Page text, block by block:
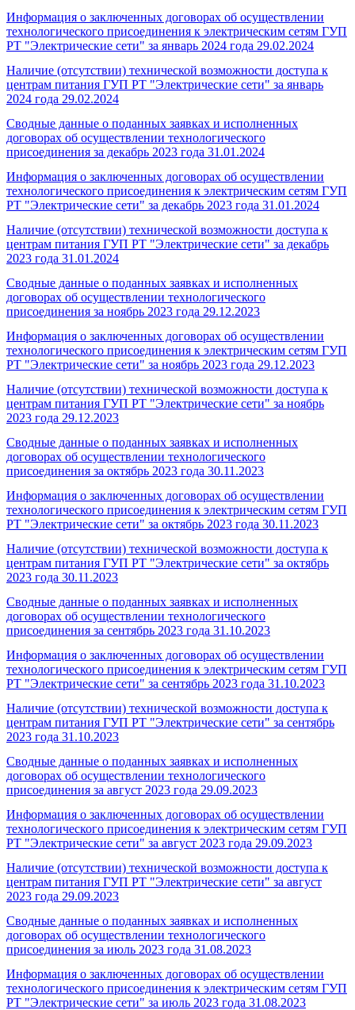
Информация о заключенных договорах об осуществлении
технологического присоединения к электрическим сетям ГУП
РТ "Электрические сети" за январь 2024 года 29.02.2024
Наличие (отсутствии) технической возможности доступа к
центрам питания ГУП РТ "Электрические сети" за январь
2024 года 29.02.2024
Сводные данные о поданных заявках и исполненных
договорах об осуществлении технологического
присоединения за декабрь 2023 года 31.01.2024
Информация о заключенных договорах об осуществлении
технологического присоединения к электрическим сетям ГУП
РТ "Электрические сети" за декабрь 2023 года 31.01.2024
Наличие (отсутствии) технической возможности доступа к
центрам питания ГУП РТ "Электрические сети" за декабрь
2023 года 31.01.2024
Сводные данные о поданных заявках и исполненных
договорах об осуществлении технологического
присоединения за ноябрь 2023 года 29.12.2023
Информация о заключенных договорах об осуществлении
технологического присоединения к электрическим сетям ГУП
РТ "Электрические сети" за ноябрь 2023 года 29.12.2023
Наличие (отсутствии) технической возможности доступа к
центрам питания ГУП РТ "Электрические сети" за ноябрь
2023 года 29.12.2023
Сводные данные о поданных заявках и исполненных
договорах об осуществлении технологического
присоединения за октябрь 2023 года 30.11.2023
Информация о заключенных договорах об осуществлении
технологического присоединения к электрическим сетям ГУП
РТ "Электрические сети" за октябрь 2023 года 30.11.2023
Наличие (отсутствии) технической возможности доступа к
центрам питания ГУП РТ "Электрические сети" за октябрь
2023 года 30.11.2023
Сводные данные о поданных заявках и исполненных
договорах об осуществлении технологического
присоединения за сентябрь 2023 года 31.10.2023
Информация о заключенных договорах об осуществлении
технологического присоединения к электрическим сетям ГУП
РТ "Электрические сети" за сентябрь 2023 года 31.10.2023
Наличие (отсутствии) технической возможности доступа к
центрам питания ГУП РТ "Электрические сети" за сентябрь
2023 года 31.10.2023
Сводные данные о поданных заявках и исполненных
договорах об осуществлении технологического
присоединения за август 2023 года 29.09.2023
Информация о заключенных договорах об осуществлении
технологического присоединения к электрическим сетям ГУП
РТ "Электрические сети" за август 2023 года 29.09.2023
Наличие (отсутствии) технической возможности доступа к
центрам питания ГУП РТ "Электрические сети" за август
2023 года 29.09.2023
Сводные данные о поданных заявках и исполненных
договорах об осуществлении технологического
присоединения за июль 2023 года 31.08.2023
Информация о заключенных договорах об осуществлении
технологического присоединения к электрическим сетям ГУП
РТ "Электрические сети" за июль 2023 года 31.08.2023